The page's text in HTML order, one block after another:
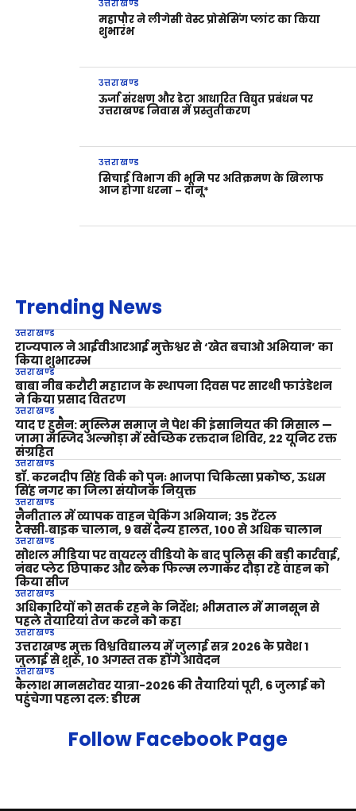
उत्तराखण्ड
महापौर ने लीगेसी वेस्ट प्रोसेसिंग प्लांट का किया
शुभारंभ
उत्तराखण्ड
ऊर्जा संरक्षण और डेटा आधारित विद्युत प्रबंधन पर
उत्तराखण्ड निवास में प्रस्तुतीकरण
उत्तराखण्ड
सिचाई विभाग की भूमि पर अतिक्रमण के खिलाफ
आज होगा धरना – दानू*
Trending News
उत्तराखण्ड
राज्यपाल ने आईवीआरआई मुक्तेश्वर से ‘खेत बचाओ अभियान’ का
किया शुभारम्भ
उत्तराखण्ड
बाबा नीब करौरी महाराज के स्थापना दिवस पर सारथी फाउंडेशन
ने किया प्रसाद वितरण
उत्तराखण्ड
याद ए हुसैन: मुस्लिम समाज ने पेश की इंसानियत की मिसाल —
जामा मस्जिद अल्मोड़ा में स्वैच्छिक रक्तदान शिविर, 22 यूनिट रक्त
संग्रहित
उत्तराखण्ड
डॉ. करनदीप सिंह विर्क को पुनः भाजपा चिकित्सा प्रकोष्ठ, ऊधम
सिंह नगर का जिला संयोजक नियुक्त
उत्तराखण्ड
नैनीताल में व्यापक वाहन चेकिंग अभियान; 35 रेंटल
टैक्सी‑बाइक चालान, 9 बसें दैन्य हालत, 100 से अधिक चालान
उत्तराखण्ड
सोशल मीडिया पर वायरल वीडियो के बाद पुलिस की बड़ी कार्रवाई,
नंबर प्लेट छिपाकर और ब्लैक फिल्म लगाकर दौड़ा रहे वाहन को
किया सीज
उत्तराखण्ड
अधिकारियों को सतर्क रहने के निर्देश; भीमताल में मानसून से
पहले तैयारियां तेज करने को कहा
उत्तराखण्ड
उत्तराखण्ड मुक्त विश्वविद्यालय में जुलाई सत्र 2026 के प्रवेश 1
जुलाई से शुरू, 10 अगस्त तक होंगे आवेदन
उत्तराखण्ड
कैलाश मानसरोवर यात्रा-2026 की तैयारियां पूरी, 6 जुलाई को
पहुंचेगा पहला दल: डीएम
Follow Facebook Page